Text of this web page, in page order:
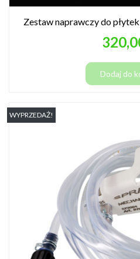
Zestaw naprawczy do
Cena
Dodaj do
WYPRZEDAŻ!